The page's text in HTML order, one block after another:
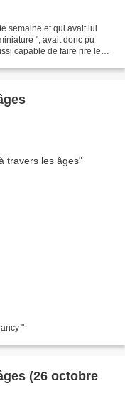
semaine et qui avait lui
", avait donc pu
capable de faire rire le
Rancy, à travers les âges
"